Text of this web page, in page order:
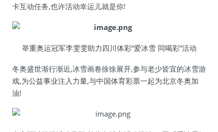
卡互动任务,也许活动幸运儿就是你!
举重奥运冠军李雯雯助力四川体彩“爱冰雪 同喝彩”活动
冬奥盛世渐行渐近,冰雪画卷徐徐展开,参与老少皆宜的冰雪游
戏,为公益事业注入力量,与中国体育彩票一起为北京冬奥加
油!